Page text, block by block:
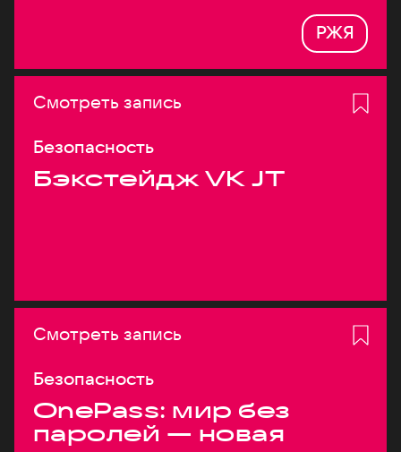
РЖЯ
Смотреть запись
Безопасность
Бэкстейдж VK JT
Смотреть запись
Безопасность
OnePass: мир без
паролей — новая